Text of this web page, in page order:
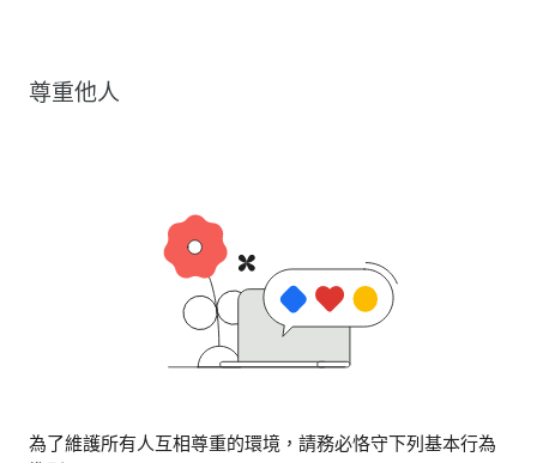
尊重他人
為了維護所有人互相尊重的環境，請務必恪守下列基本行為